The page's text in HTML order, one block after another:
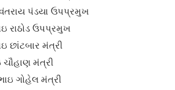
પંડયા ઉપપ્રમુખ
રાઠોડ ઉપપ્રમુખ
છાંટબાર મંત્રી
ચૌહાણ મંત્રી
ગોહેલ મંત્રી